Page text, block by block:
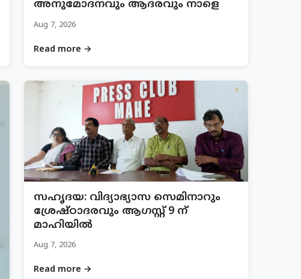
അനുമോദനവും ആദരവും നാളെ
Aug 7, 2026
Read more →
സഹൃദയ: വിദ്യാഭ്യാസ സെമിനാറും
ശ്രേഷ്ഠാദരവും ആഗസ്റ്റ് 9 ന്
മാഹിയിൽ
Aug 7, 2026
Read more →